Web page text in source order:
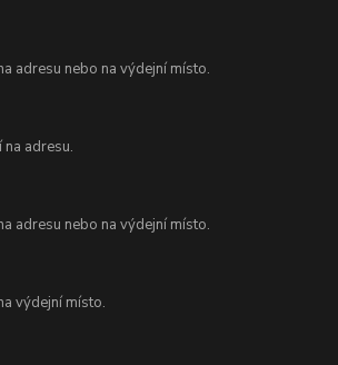
adresu nebo na výdejní místo.
adresu.
adresu nebo na výdejní místo.
výdejní místo.